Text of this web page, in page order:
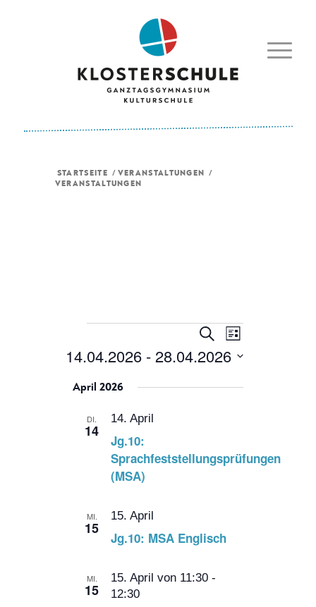
STARTSEITE / VERANSTALTUNGEN /
VERANSTALTUNGEN
Veranstaltungen
Suche
SucheVeranstaltung
Ansichten-
Navigation
Liste
14.04.2026 - 28.04.2026
wählen.
April 2026
DI.
14
Jg.10:
Sprachfeststellungsprüfungen
(MSA)
14. April
MI.
15
Jg.10: MSA Englisch
15. April
MI.
15
15. April von 11:30 -
12:30